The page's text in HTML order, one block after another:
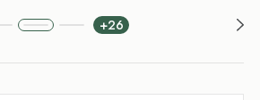
+26